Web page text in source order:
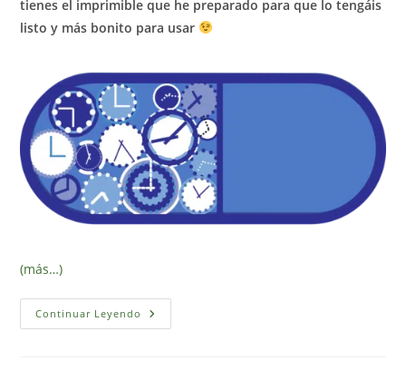
tienes el imprimible que he preparado para que lo tengáis
listo y más bonito para usar
(más…)
Continuar Leyendo Cápsula
Del